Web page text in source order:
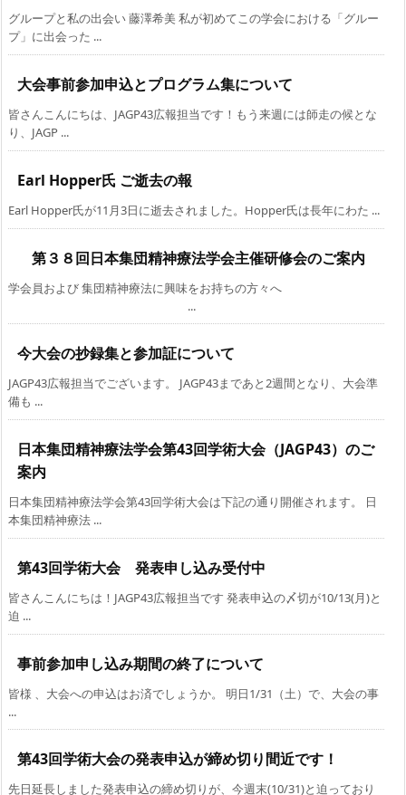
グループと私の出会い 藤澤希美 私が初めてこの学会における「グルー
プ」に出会った ...
大会事前参加申込とプログラム集について
皆さんこんにちは、JAGP43広報担当です！もう来週には師走の候とな
り、JAGP ...
Earl Hopper氏 ご逝去の報
Earl Hopper氏が11月3日に逝去されました。Hopper氏は長年にわた ...
第３８回日本集団精神療法学会主催研修会のご案内
学会員および 集団精神療法に興味をお持ちの方々へ
...
今大会の抄録集と参加証について
JAGP43広報担当でございます。 JAGP43まであと2週間となり、大会準
備も ...
日本集団精神療法学会第43回学術大会（JAGP43）のご
案内
日本集団精神療法学会第43回学術大会は下記の通り開催されます。 日
本集団精神療法 ...
第43回学術大会 発表申し込み受付中
皆さんこんにちは！JAGP43広報担当です 発表申込の〆切が10/13(月)と
迫 ...
事前参加申し込み期間の終了について
皆様 、大会への申込はお済でしょうか。 明日1/31（土）で、大会の事
...
第43回学術大会の発表申込が締め切り間近です！
先日延長しました発表申込の締め切りが、今週末(10/31)と迫っており